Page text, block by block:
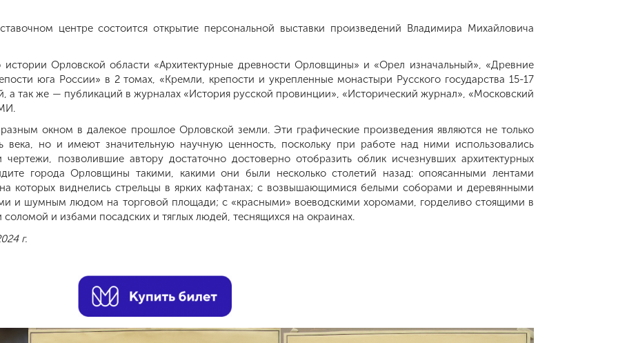
центре состоится открытие персональной выставки произведений Владимира Михайловича
Орловской области «Архитектурные древности Орловщины» и «Орел изначальный», «Древние
юга России» в 2 томах, «Кремли, крепости и укрепленные монастыри Русского государства 15-17
а так же — публикаций в журналах «История русской провинции», «Исторический журнал», «Московский
окном в далекое прошлое Орловской земли. Эти графические произведения являются не только
века, но и имеют значительную научную ценность, поскольку при работе над ними использовались
позволившие автору достаточно достоверно отобразить облик исчезнувших архитектурных
города Орловщины такими, какими они были несколько столетий назад: опоясанными лентами
которых виднелись стрельцы в ярких кафтанах; с возвышающимися белыми соборами и деревянными
и шумным людом на торговой площади; с «красными» воеводскими хоромами, горделиво стоящими в
и избами посадских и тяглых людей, теснящихся на окраинах.
г.